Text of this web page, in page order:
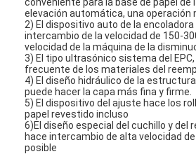
Sobre nosotros
Viaje de la fábrica
Control de calidad
Éntrenos en contacto con
Noticias
elevación automática, una operación
2) El dispositivo auto de la
intercambio de la velocidad de 150-
velocidad de la máquina de la
3) El tipo ultrasónico sistema del
frecuente de los materiales del
4) El diseño hidráulico de la
puede hacer la capa más fina y firme.
5) El dispositivo del ajuste hace los
papel revestido incluso
6)El diseño especial del cuchillo y del
hace intercambio de alta velocidad
posible